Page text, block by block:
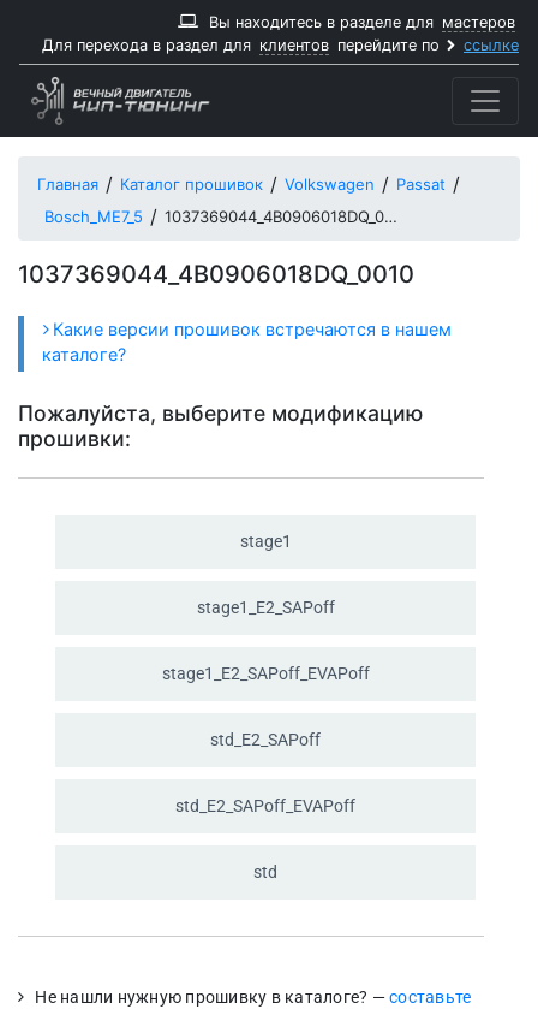
Вы находитесь в разделе для мастеров
Для перехода в раздел для клиентов перейдите по ссылке
Главная Каталог прошивок Volkswagen
Passat
Bosch_ME7_5
1037369044_4B0906018DQ_0010
1037369044_4B0906018DQ_0010
Какие версии прошивок встречаются в нашем
каталоге?
Пожалуйста, выберите модификацию
прошивки:
stage1
stage1_ E2_ SAPoff
stage1_ E2_ SAPoff_ EVAPoff
std_ E2_ SAPoff
std_ E2_ SAPoff_ EVAPoff
std
Не нашли нужную прошивку в каталоге? —составьте